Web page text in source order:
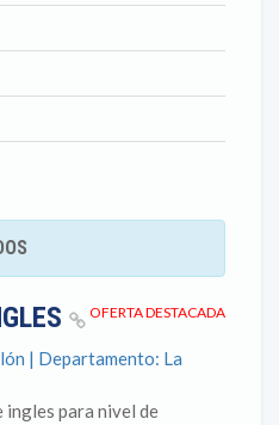
OFERTA DESTACADA
| Departamento: La
ingles para nivel de